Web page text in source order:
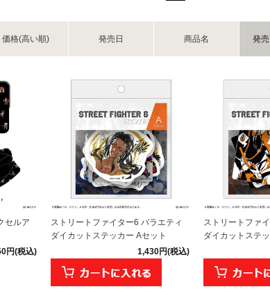
価格(高い順) 発売日 商品名 発
セルア
円(税込)
ストリートファイター6 バラエティ
ダイカットステッカー Aセット
1,430円(税込)
ストリートファ
ダイカットステ